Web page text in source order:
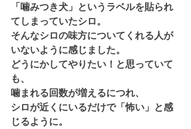
「噛みつき犬」というラベルを貼られ
てしまっていたシロ。
そんなシロの味方についてくれる人が
いないように感じました。
どうにかしてやりたい！と思っていて
も、
噛まれる回数が増えるにつれ、
シロが近くにいるだけで「怖い」と感
じるように。